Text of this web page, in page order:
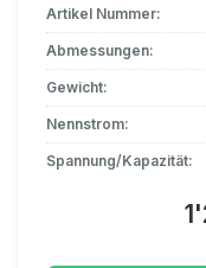
Artikel Nummer:
Abmessungen:
Gewicht:
Nennstrom:
Spannung/Kapazität: